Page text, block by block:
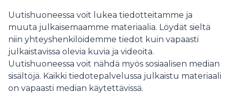
ajattelu, kokemus ja tekijyys meille merkitsevät. Entä
kuinka voimme puolustaa ihmisen tekemää tekoälyn
aikakaudella?
Uutishuoneessa voit lukea tiedotteitamme ja
muuta julkaisemaamme materiaalia. Löydät sieltä
niin yhteyshenkilöidemme tiedot kuin vapaasti
julkaistavissa olevia kuvia ja videoita.
Uutishuoneessa voit nähdä myös sosiaalisen median
sisältöjä. Kaikki tiedotepalvelussa julkaistu materiaali
on vapaasti median käytettävissä.